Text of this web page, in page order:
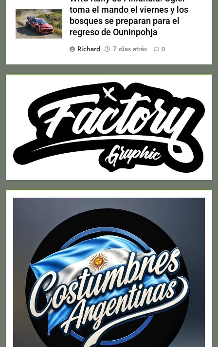
toma el mando el viernes y los
bosques se preparan para el
regreso de Ouninpohja
Richard
7 días atrás 0